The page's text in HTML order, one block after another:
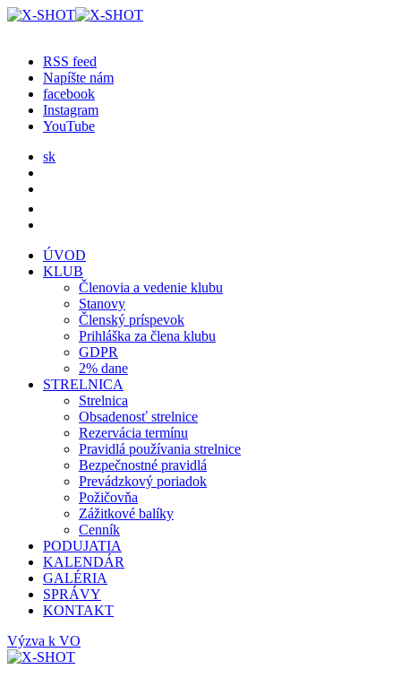
RSS feed
Napíšte nám
facebook
Instagram
YouTube
sk
ÚVOD
KLUB
Členovia a vedenie klubu
Stanovy
Členský príspevok
Prihláška za člena klubu
GDPR
2% dane
STRELNICA
Strelnica
Obsadenosť strelnice
Rezervácia termínu
Pravidlá používania strelnice
Bezpečnostné pravidlá
Prevádzkový poriadok
Požičovňa
Zážitkové balíky
Cenník
PODUJATIA
KALENDÁR
GALÉRIA
SPRÁVY
KONTAKT
Výzva k VO